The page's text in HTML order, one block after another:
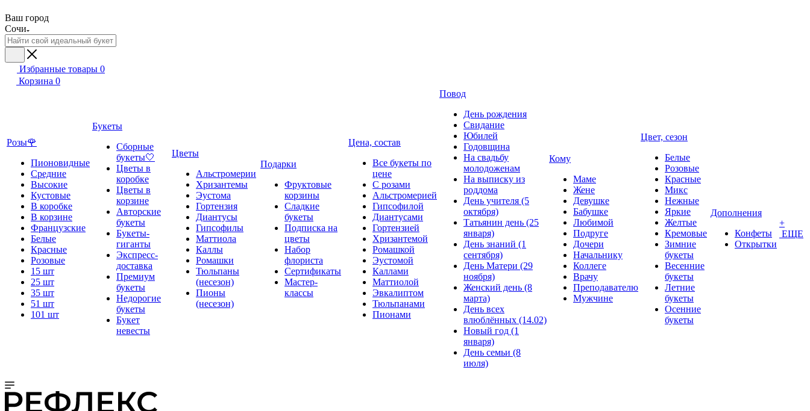
Ваш город
Сочи
Избранные товары 0
Корзина 0
Розы🌹
Пионовидные
Средние
Высокие
Кустовые
В коробке
В корзине
Французские
Белые
Красные
Розовые
15 шт
25 шт
35 шт
51 шт
101 шт
Букеты
Сборные
букеты🤍
Цветы в
коробке
Цветы в
корзине
Авторские
букеты
Букеты-
гиганты
Экспресс-
доставка
Премиум
букеты
Недорогие
букеты
Букет
невесты
Цветы
Альстромерии
Хризантемы
Эустома
Гортензия
Диантусы
Гипсофилы
Маттиола
Каллы
Ромашки
Тюльпаны
(несезон)
Пионы
(несезон)
Подарки
Фруктовые
корзины
Сладкие
букеты
Подписка на
цветы
Набор
флориста
Сертификаты
Мастер-
классы
Цена, состав
Все букеты по
цене
С розами
Альстромерией
Гипсофилой
Диантусами
Гортензией
Хризантемой
Ромашкой
Эустомой
Каллами
Маттиолой
Эвкалиптом
Тюльпанами
Пионами
Повод
День рождения
Свидание
Юбилей
Годовщина
На свадьбу
молодоженам
На выписку из
роддома
День учителя (5
октября)
Татьянин день (25
января)
День знаний (1
сентября)
День Матери (29
ноября)
Женский день (8
марта)
День всех
влюблённых (14.02)
Новый год (1
января)
День семьи (8
июля)
Кому
Маме
Жене
Девушке
Бабушке
Любимой
Подруге
Дочери
Начальнику
Коллеге
Врачу
Преподавателю
Мужчине
Цвет, сезон
Белые
Розовые
Красные
Микс
Нежные
Яркие
Желтые
Кремовые
Зимние
букеты
Весенние
букеты
Летние
букеты
Осенние
букеты
Дополнения
Конфеты
Открытки
+
ЕЩЕ